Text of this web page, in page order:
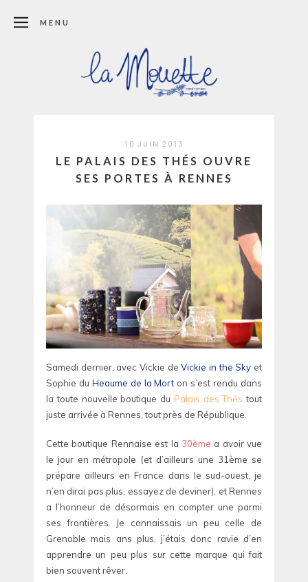
MENU
10 JUIN 2013
LE PALAIS DES THÉS OUVRE
SES PORTES À RENNES
Samedi dernier, avec Vickie deVickie in the Sky et
Sophie du Heaume de la Mort on s’est rendu dans
la toute nouvelle boutique du Palais des Thés tout
juste arrivée à Rennes, tout près de République.
Cette boutique Rennaise est la 30ème a avoir vue
le jour en métropole (et d’ailleurs une 31ème se
prépare ailleurs en France dans le sud-ouest, je
n’en dirai pas plus, essayez de deviner), et Rennes
a l’honneur de désormais en compter une parmi
ses frontières. Je connaissais un peu celle de
Grenoble mais ans plus, j’étais donc ravie d’en
apprendre un peu plus sur cette marque qui fait
bien souvent rêver.